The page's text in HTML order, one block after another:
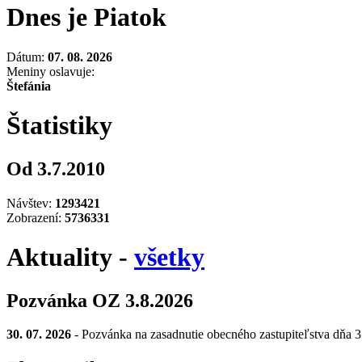
Dnes je Piatok
Dátum: 07. 08. 2026
Meniny oslavuje:
Štefánia
Štatistiky
Od 3.7.2010
Návštev: 1293421
Zobrazení: 5736331
Aktuality - všetky
Pozvánka OZ 3.8.2026
30. 07. 2026 - Pozvánka na zasadnutie obecného zastupiteľstva dňa